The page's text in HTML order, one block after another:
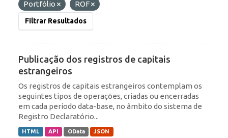
Portfólio
ROF
Filtrar Resultados
Publicação dos registros de capitais
estrangeiros
Os registros de capitais estrangeiros contemplam os
seguintes tipos de operações, criadas ou encerradas
em cada período data-base, no âmbito do sistema de
Registro Declaratório...
HTML API OData JSON